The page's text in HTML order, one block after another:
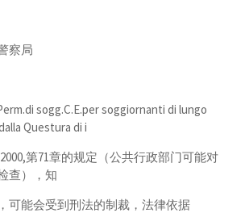
察局
sogg.C.E.per soggiornanti di lungo
Questura di i
2000,第71章的规定（公共行政部门可能对
查），知
可能会受到刑法的制裁，法律依据